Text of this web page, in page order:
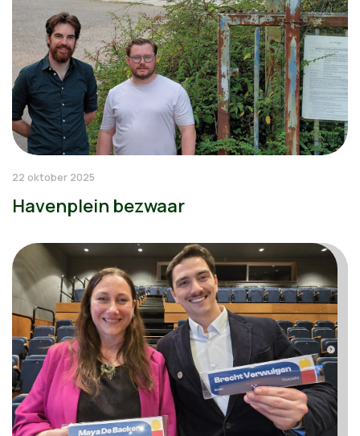
22 oktober 2025
Havenplein bezwaar